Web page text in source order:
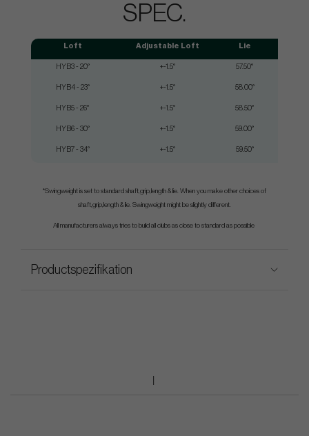
SPEC.
Loft Adjustable Loft Lie
HYB3 - 20° +-1.5° 57.50°
HYB4 - 23° +-1.5° 58.00°
HYB5 - 26° +-1.5° 58.50°
HYB6 - 30° +-1.5° 59.00°
HYB7 - 34° +-1.5° 59.50°
*Swingweight is set to standard shaft,grip,length & lie. When you make other choices of
shaft,grip,length & lie. Swingweight might be slightly different.
All manufacturers always tries to build all clubs as close to standard as possible
Productspezifikation